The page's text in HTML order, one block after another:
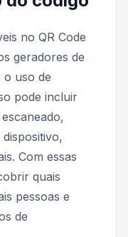
no QR Code
geradores de
uso de
pode incluir
Com essas
quais
pessoas e
de